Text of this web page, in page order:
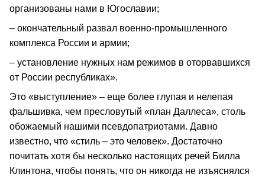
организованы нами в Югославии;
– окончательный развал военно‑промышленного
комплекса России и армии;
– установление нужных нам режимов в оторвавшихся
от России республиках».
Это «выступление» – еще более глупая и нелепая
фальшивка, чем пресловутый «план Даллеса», столь
обожаемый нашими псевдопатриотами. Давно
известно, что «стиль – это человек». Достаточно
почитать хотя бы несколько настоящих речей Билла
Клинтона, чтобы понять, что он никогда не изъяснялся